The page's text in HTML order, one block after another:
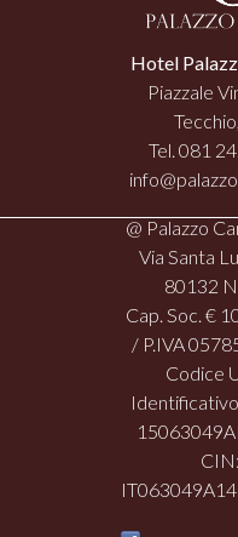
Hotel
Piazzale
Tel. 081
@ Palazzo
Via Santa
80132
Cap. Soc. €
/ P.IVA
Codice
CIN: